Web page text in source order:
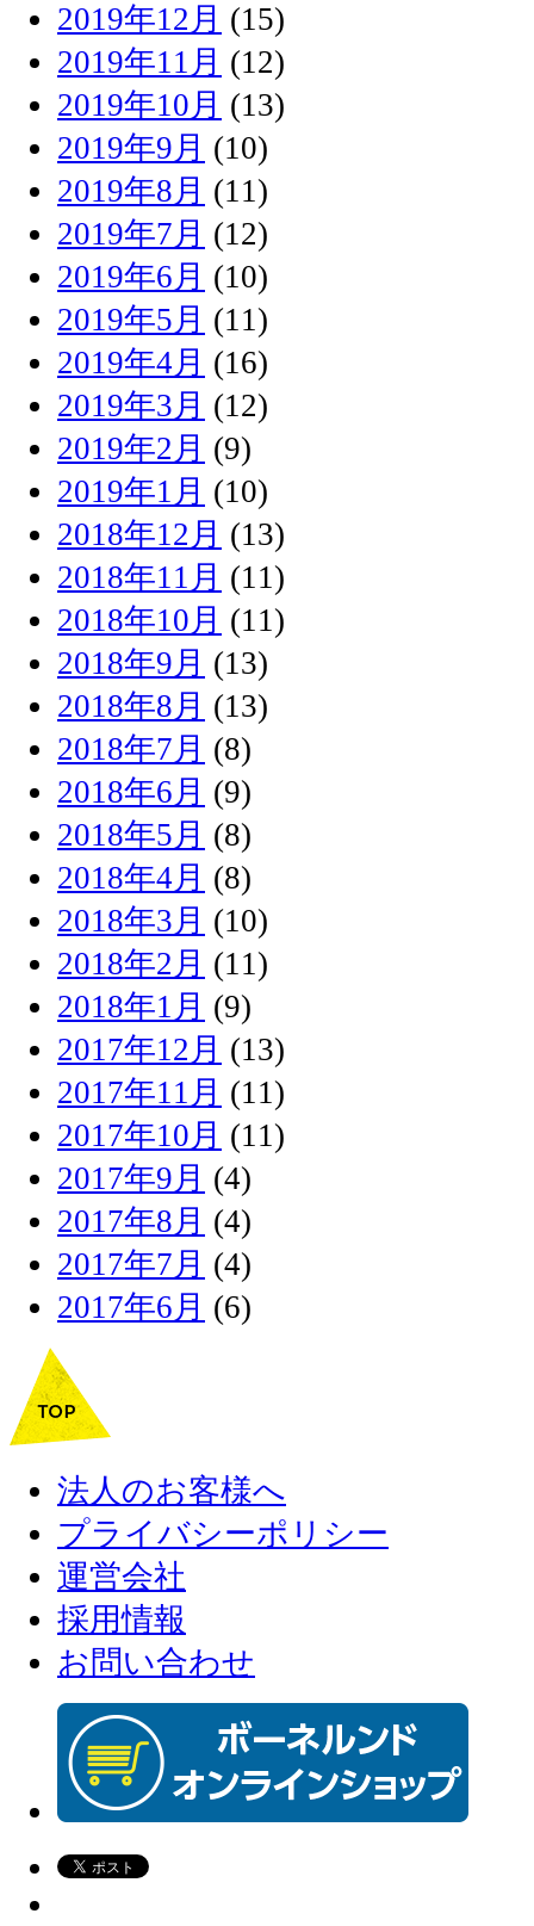
2019年12月 (15)
2019年11月 (12)
2019年10月 (13)
2019年9月 (10)
2019年8月 (11)
2019年7月 (12)
2019年6月 (10)
2019年5月 (11)
2019年4月 (16)
2019年3月 (12)
2019年2月 (9)
2019年1月 (10)
2018年12月 (13)
2018年11月 (11)
2018年10月 (11)
2018年9月 (13)
2018年8月 (13)
2018年7月 (8)
2018年6月 (9)
2018年5月 (8)
2018年4月 (8)
2018年3月 (10)
2018年2月 (11)
2018年1月 (9)
2017年12月 (13)
2017年11月 (11)
2017年10月 (11)
2017年9月 (4)
2017年8月 (4)
2017年7月 (4)
2017年6月 (6)
法人のお客様へ
プライバシーポリシー
運営会社
採用情報
お問い合わせ